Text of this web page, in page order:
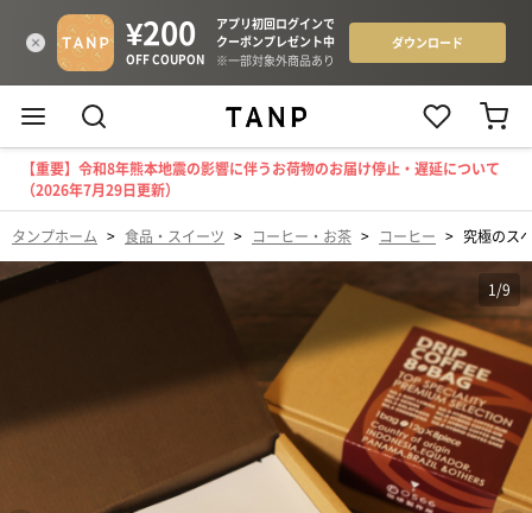
【重要】令和8年熊本地震の影響に伴うお荷物のお届け停止・遅延について
（2026年7月29日更新）
タンプホーム > 食品・スイーツ > コーヒー・お茶 > コーヒー > 究極のス
1/9